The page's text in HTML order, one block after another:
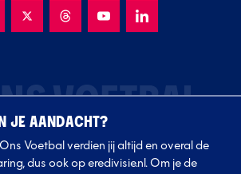
JE AANDACHT?
Voetbal verdien jij altijd en overal de
dus ook op eredivisie.nl. Om je de